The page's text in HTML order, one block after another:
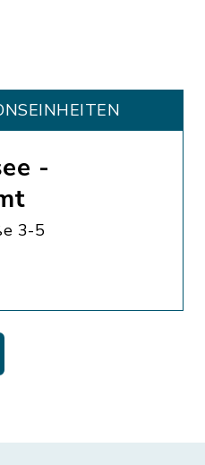
-
3-5